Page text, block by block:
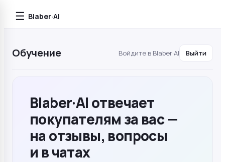
☰ Blaber·AI
Обучение Войдите в Blaber·AI Выйти
Blaber·AI отвечает
покупателям за вас —
на отзывы, вопросы
и в чатах